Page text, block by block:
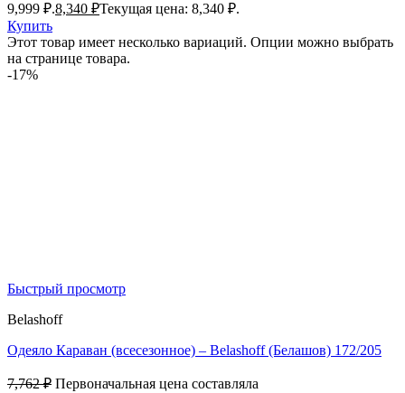
9,999 ₽.8,340 ₽Текущая цена: 8,340 ₽.
Купить
Этот товар имеет несколько вариаций. Опции можно выбрать
на странице товара.
-17%
Быстрый просмотр
Belashoff
Одеяло Караван (всесезонное) – Belashoff (Белашов) 172/205
7,762₽ Первоначальная цена составляла